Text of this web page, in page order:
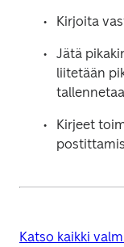
Kirjoita
Jätä
liitetään
Kirjeet
Katso kaikki